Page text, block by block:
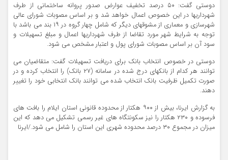
دوستی گفت: ۵۰ درصد تخفیف عوارض صدور پروانه ساختمانی از طرف
شهرداریها در این خصوص اعمال خواهد شد و بر اساس مصوبات شورای عالی
شهرسازی و معماری از مشوقهای دیگر که شامل چهار گروه در ۱۹ بند می باشد با
توجه به شرایط شهر مورد تقاضا از طرف شهرداریها اعمال و مبلغ تسهیلات و
سود آن بر اساس مصوبات شورای پول و اعتبار مشخص می شود.
دوستی در خصوص انتخاب بانک برای دریافت تسهیلات گفت: متقاضیان می
توانند هر کدام از بانکهای درج شده در سامانه (۲۷ بانک) را انتخاب کرده و در
صورت تکمیل ظرفیت بانک انتخاب شده می توانند بانک انتخابی خود را تغییر
دهند.
به گزارش ایرنا، بیش از ۹۰۰ هکتار از محدوده قانونی استان ایلام را بافت های
فرسوده و ۲۳۰ هکتار را نیز سکونتگاه های غیر رسمی تشکیل می دهد که این
میزان در مجموع ۳۰ درصد محدوده شهری این استان را شامل می شود./ایرنا